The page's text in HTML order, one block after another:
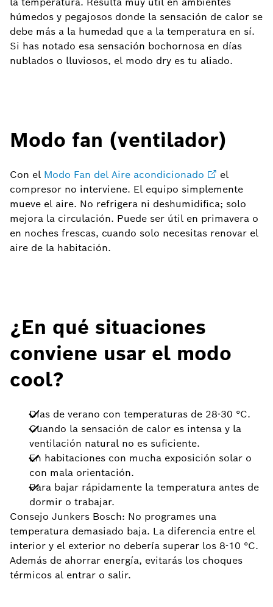
húmedos y pegajosos donde la sensación de calor se
debe más a la humedad que a la temperatura en sí.
Si has notado esa sensación bochornosa en días
nublados o lluviosos, el modo dry es tu aliado.
Modo fan (ventilador)
Con el Modo Fan del Aire acondicionado
el
compresor no interviene. El equipo simplemente
mueve el aire. No refrigera ni deshumidifica; solo
mejora la circulación. Puede ser útil en primavera o
en noches frescas, cuando solo necesitas renovar el
aire de la habitación.
¿En qué situaciones
conviene usar el modo
cool?
Días de verano con temperaturas de 28-30 °C.
Cuando la sensación de calor es intensa y la
ventilación natural no es suficiente.
En habitaciones con mucha exposición solar o
con mala orientación.
Para bajar rápidamente la temperatura antes de
dormir o trabajar.
Consejo Junkers Bosch: No programes una
temperatura demasiado baja. La diferencia entre el
interior y el exterior no debería superar los 8-10 °C.
Además de ahorrar energía, evitarás los choques
térmicos al entrar o salir.